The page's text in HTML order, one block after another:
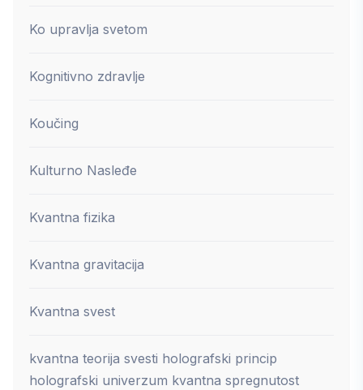
Ko upravlja svetom
Kognitivno zdravlje
Koučing
Kulturno Nasleđe
Kvantna fizika
Kvantna gravitacija
Kvantna svest
kvantna teorija svesti holografski princip
holografski univerzum kvantna spregnutost